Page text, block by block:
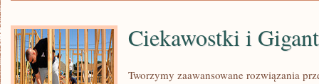
Ciekawostki i
Tworzymy zaawansowane rozwiązania